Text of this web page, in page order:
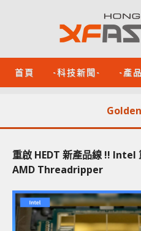
首頁 -科技新聞- -產
重啟 HEDT 新產品線 !! Intel
AMD Threadripper